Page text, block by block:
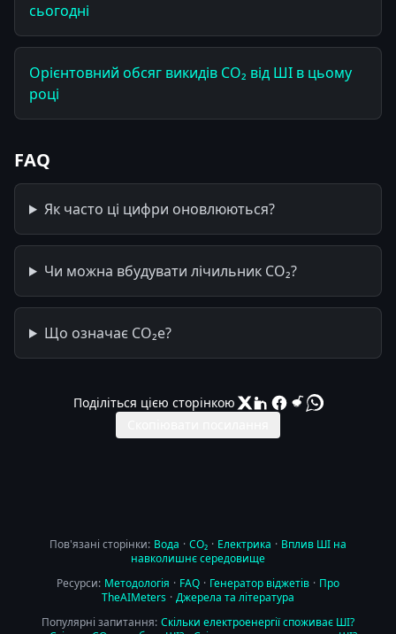
сьогодні
Орієнтовний обсяг викидів CO₂ від ШІ в цьому
році
FAQ
Як часто ці цифри оновлюються?
Чи можна вбудувати лічильник CO₂?
Що означає CO₂e?
Поділіться цією сторінкою
Пов'язані сторінки: Вода · CO₂ · Електрика · Вплив ШІ на
навколишнє середовище
Ресурси: Методологія · FAQ · Генератор віджетів · Про
TheAIMeters · Джерела та література
Популярні запитання: Скільки електроенергії споживає ШІ?